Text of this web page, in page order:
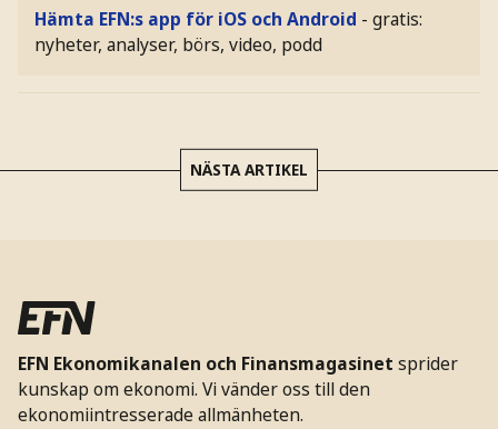
Hämta EFN:s app för iOS och Android - gratis:
nyheter, analyser, börs, video, podd
NÄSTA ARTIKEL
EFN Ekonomikanalen och Finansmagasinet sprider
kunskap om ekonomi. Vi vänder oss till den
ekonomiintresserade allmänheten.